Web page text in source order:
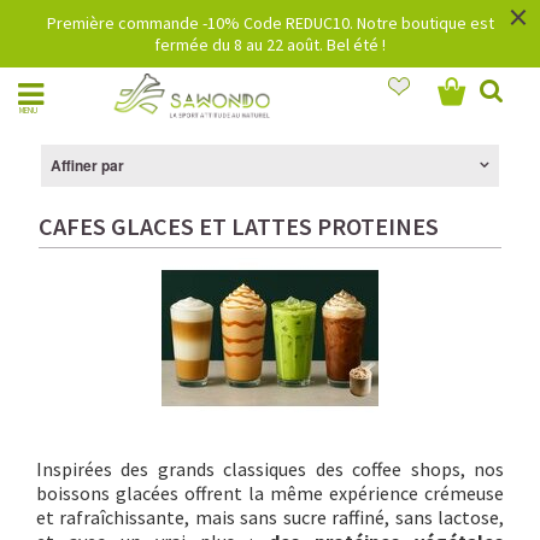
Première commande -10% Code REDUC10. Notre boutique est
fermée du 8 au 22 août. Bel été !
×
MENU
Affiner par
CAFES GLACES ET LATTES PROTEINES
Inspirées des grands classiques des coffee shops, nos
boissons glacées offrent la même expérience crémeuse
et rafraîchissante, mais sans sucre raffiné, sans lactose,